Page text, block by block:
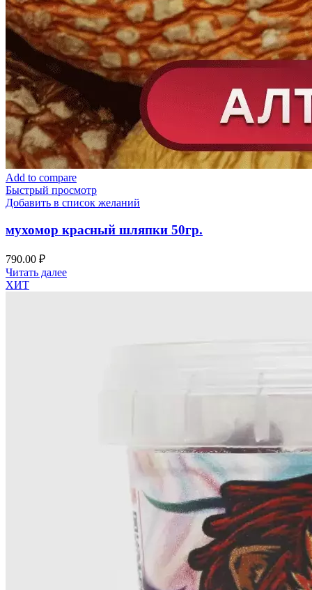
Add to compare
Быстрый просмотр
Добавить в список желаний
мухомор красный шляпки 50гр.
790.00 ₽
Читать далее
ХИТ